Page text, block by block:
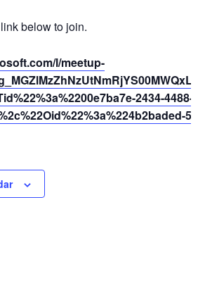
below to join.
l/meetup-
2434-4488-